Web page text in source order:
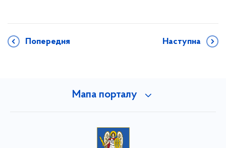
Попередня Наступна
Мапа порталу